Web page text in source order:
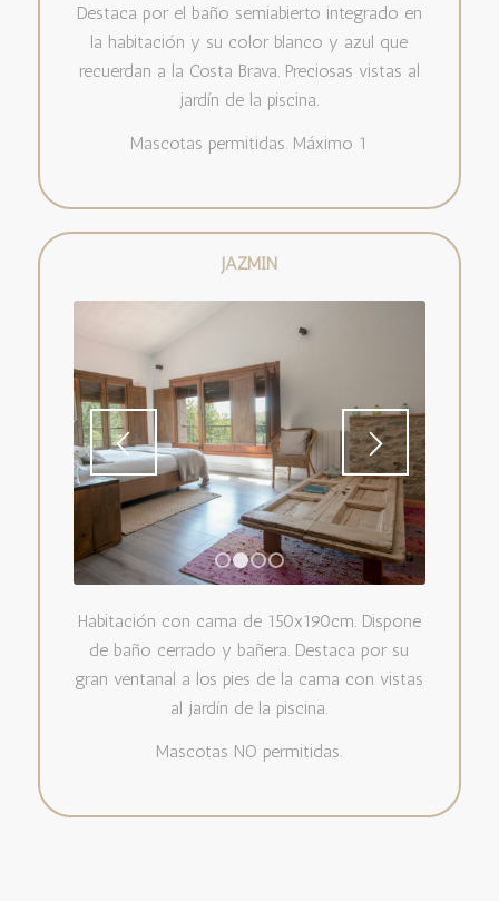
Destaca por el baño semiabierto integrado en
la habitación y su color blanco y azul que
recuerdan a la Costa Brava. Preciosas vistas al
jardín de la piscina.
Mascotas permitidas. Máximo 1
JAZMÍN
1 2 4
Habitación con cama de 150x190cm. Dispone
de baño cerrado y bañera. Destaca por su
gran ventanal a los pies de la cama con vistas
al jardín de la piscina.
Mascotas NO permitidas.